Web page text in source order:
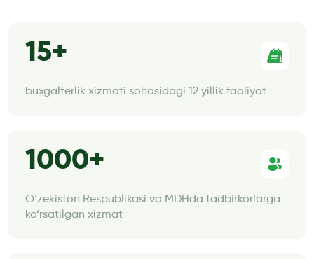
15
buxgalterlik xizmati sohasidagi 12 yillik faoliyat
1000
O‘zekiston Respublikasi va MDHda tadbirkorlarga
ko‘rsatilgan xizmat